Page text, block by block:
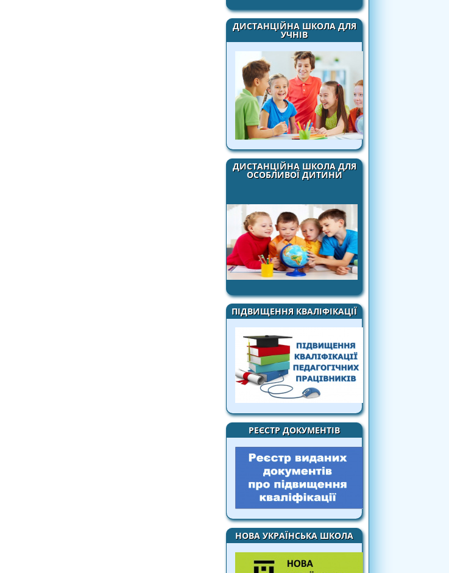
ДИСТАНЦІЙНА ШКОЛА ДЛЯ
УЧНІВ
ДИСТАНЦІЙНА ШКОЛА ДЛЯ
ОСОБЛИВОЇ ДИТИНИ
ПІДВИЩЕННЯ КВАЛІФІКАЦІЇ
РЕЄСТР ДОКУМЕНТІВ
НОВА УКРАЇНСЬКА ШКОЛА